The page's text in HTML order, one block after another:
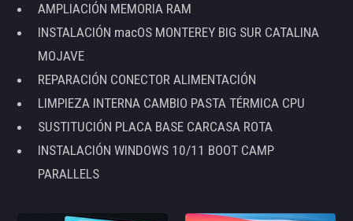
AMPLIACIÓN MEMORIA RAM
INSTALACIÓN macOS MONTEREY BIG SUR CATALINA
MOJAVE
REPARACIÓN CONECTOR ALIMENTACIÓN
LIMPIEZA INTERNA CAMBIO PASTA TÉRMICA CPU
SUSTITUCIÓN PLACA BASE CARCASA ROTA
INSTALACIÓN WINDOWS 10/11 BOOT CAMP
PARALLELS